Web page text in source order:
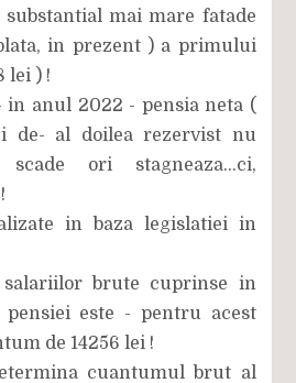
substantial mai mare fatade
in prezent ) a primului
lei ) !
in anul 2022 - pensia neta (
de- al doilea rezervist nu
ori stagneaza...ci,
in baza legislatiei in
brute cuprinse in
este - pentru acest
de 14256 lei !
cuantumul brut al